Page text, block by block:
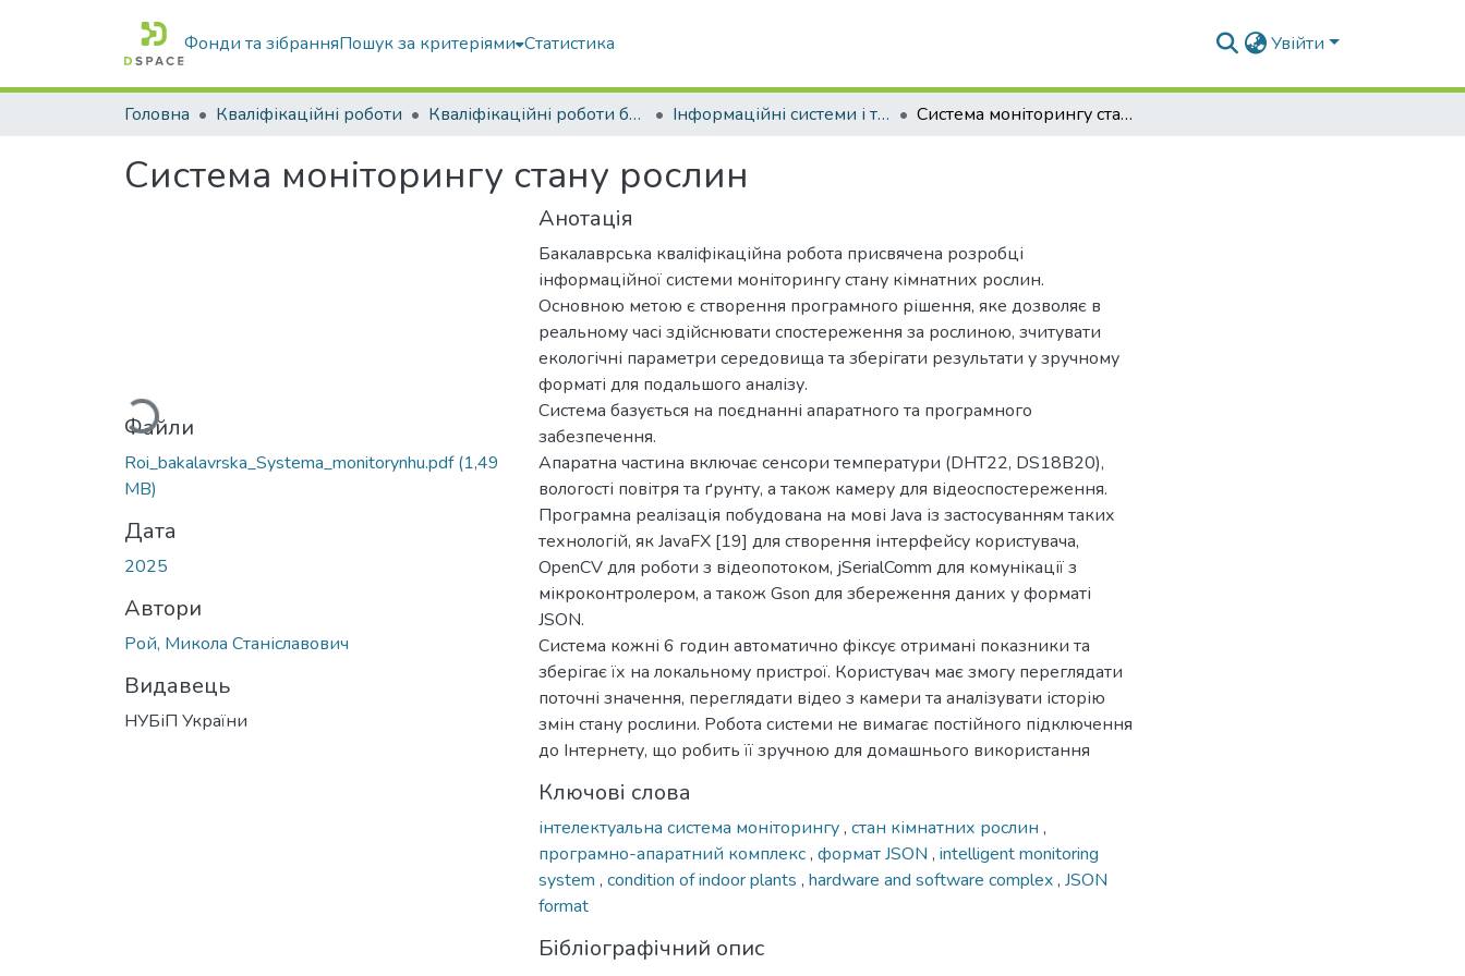
Фонди та зібранняПошук за критеріями Статистика Увійти
Головна Кваліфікаційні роботи Кваліфікаційні роботи бакалаврів Інформаційні системи і технології Система моніторингу стану рослин
Система моніторингу стану рослин
Вантажиться...
Файли
Roi_bakalavrska_Systema_monitorynhu.pdf(1,49
MB)
Дата
2025
Автори
Рой, Микола Станіславович
Видавець
НУБіП України
Анотація
Бакалаврська кваліфікаційна робота присвячена розробці
інформаційної системи моніторингу стану кімнатних рослин.
Основною метою є створення програмного рішення, яке дозволяє в
реальному часі здійснювати спостереження за рослиною, зчитувати
екологічні параметри середовища та зберігати результати у зручному
форматі для подальшого аналізу.
Система базується на поєднанні апаратного та програмного
забезпечення.
Апаратна частина включає сенсори температури (DHT22, DS18B20),
вологості повітря та ґрунту, а також камеру для відеоспостереження.
Програмна реалізація побудована на мові Java із застосуванням таких
технологій, як JavaFX [19] для створення інтерфейсу користувача,
OpenCV для роботи з відеопотоком, jSerialComm для комунікації з
мікроконтролером, а також Gson для збереження даних у форматі
JSON.
Система кожні 6 годин автоматично фіксує отримані показники та
зберігає їх на локальному пристрої. Користувач має змогу переглядати
поточні значення, переглядати відео з камери та аналізувати історію
змін стану рослини. Робота системи не вимагає постійного підключення
до Інтернету, що робить її зручною для домашнього використання
Ключові слова
інтелектуальна система моніторингу, стан кімнатних рослин ,
програмно-апаратний комплекс, формат JSON , intelligent monitoring
system , condition of indoor plants , hardware and software complex, JSON
format
Бібліографічний опис